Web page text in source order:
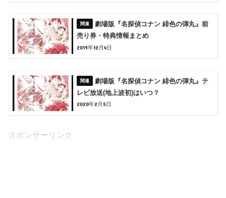
劇場版『名探偵コナン 緋色の弾丸』前
売り券・特典情報まとめ
2019年12月4日
劇場版『名探偵コナン 緋色の弾丸』テ
レビ放送(地上波初)はいつ？
2020年2月5日
スポンサーリンク